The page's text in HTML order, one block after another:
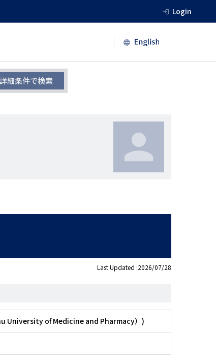
Login
詳細条件で検索
Last Updated :2026/07/28
University of Medicine and Pharmacy）)